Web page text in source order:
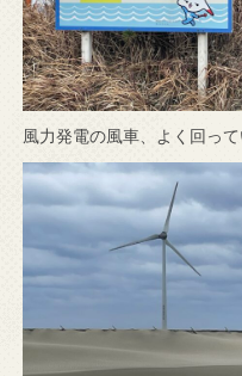
風力発電の風車、よく回って